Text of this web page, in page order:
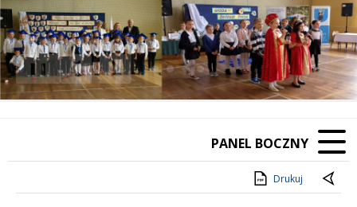
Poprzedni Element
Następny Element
❚❚
PANEL BOCZNY
Drukuj